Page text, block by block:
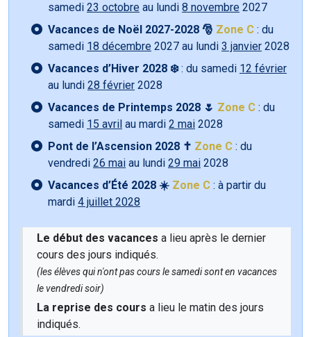
samedi 23 octobre au lundi 8 novembre 2027
Vacances de Noël 2027-2028 🎅 Zone C : du
samedi 18 décembre 2027 au lundi 3 janvier 2028
Vacances d’Hiver 2028 ❄️: du samedi 12 février
au lundi 28 février 2028
Vacances de Printemps 2028 🌷 Zone C : du
samedi 15 avril au mardi 2 mai 2028
Pont de l’Ascension 2028 ✝️ Zone C : du
vendredi 26 mai au lundi 29 mai 2028
Vacances d’Été 2028 ☀️ Zone C : à partir du
mardi 4 juillet 2028
Le début des vacances a lieu après le dernier
cours des jours indiqués.
(les élèves qui n'ont pas cours le samedi sont en vacances
le vendredi soir)
La reprise des cours a lieu le matin des jours
indiqués.